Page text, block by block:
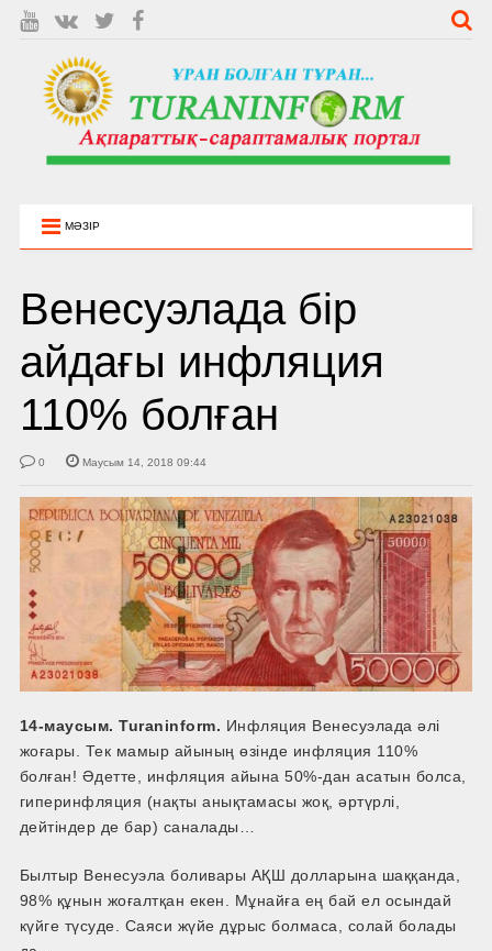
МӘЗІР
Венесуэлада бір
айдағы инфляция
110% болған
0 Маусым 14, 2018 09:44
14-маусым.Turaninform. Инфляция Венесуэлада әлі
жоғары. Тек мамыр айының өзінде инфляция 110%
болған! Әдетте, инфляция айына 50%-дан асатын болса,
гиперинфляция (нақты анықтамасы жоқ, әртүрлі,
дейтіндер де бар) саналады…
Былтыр Венесуэла боливары АҚШ долларына шаққанда,
98% құнын жоғалтқан екен. Мұнайға ең бай ел осындай
күйге түсуде. Саяси жүйе дұрыс болмаса, солай болады